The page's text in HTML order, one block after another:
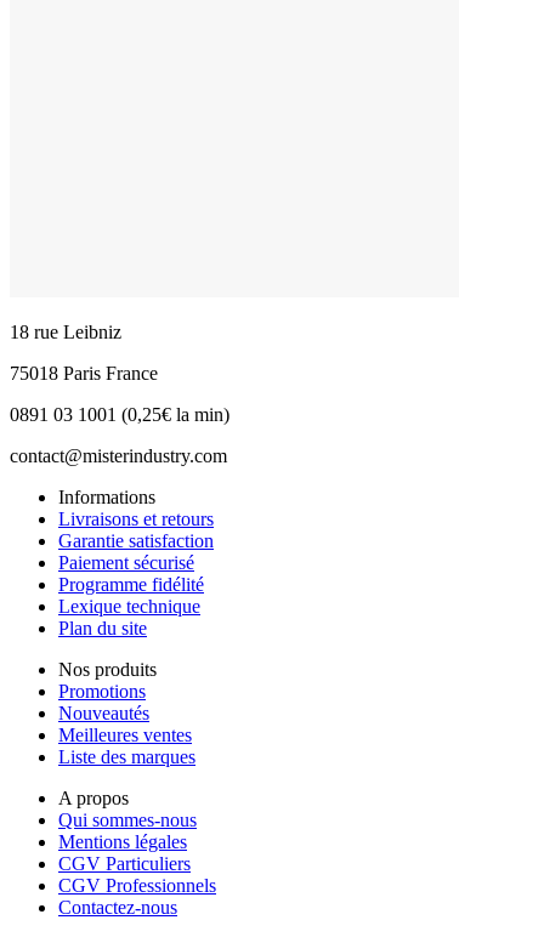
18 rue Leibniz
75018 Paris France
0891 03 1001 (0,25€ la min)
contact@misterindustry.com
Informations
Livraisons et retours
Garantie satisfaction
Paiement sécurisé
Programme fidélité
Lexique technique
Plan du site
Nos produits
Promotions
Nouveautés
Meilleures ventes
Liste des marques
A propos
Qui sommes-nous
Mentions légales
CGV Particuliers
CGV Professionnels
Contactez-nous